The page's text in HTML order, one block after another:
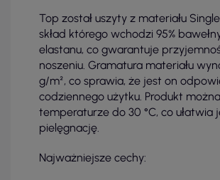
Top został uszyty z materiału
skład którego wchodzi 95%
elastanu, co gwarantuje
noszeniu. Gramatura materiału
g/m², co sprawia, że jest on
codziennego użytku. Produkt
temperaturze do 30 °C, co ułatwia
pielęgnację.
Najważniejsze cechy: